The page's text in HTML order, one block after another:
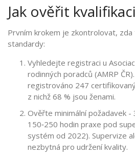
Jak ověřit
Prvním krokem je zkontrolovat,
standardy:
Vyhledejte registraci u
rodinných poradců (AMRP ČR)
registrováno 247
z nichž 68 % jsou ženami.
Ověřte minimální požadavek -
150‑250 hodin praxe pod
systém od 2022). Supervize
nezbytná pro udržení kvality.